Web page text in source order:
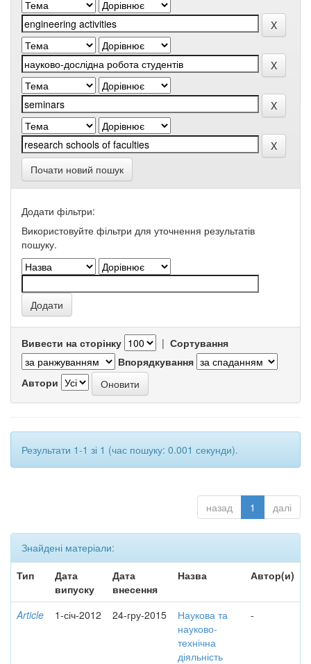
Почати новий пошук
Додати фільтри:
Використовуйте фільтри для уточнення результатів
пошуку.
Вивести на сторінку | Сортування
Впорядкування
Автори
Результати 1-1 зі 1 (час пошуку: 0.001 секунди).
назад 1 далі
Знайдені матеріали:
Тип
Дата
випуску
Дата
внесення
Назва Автор(и)
Article 1-січ-2012 24-гру-2015
Наукова та
науково-
технічна
діяльність
-